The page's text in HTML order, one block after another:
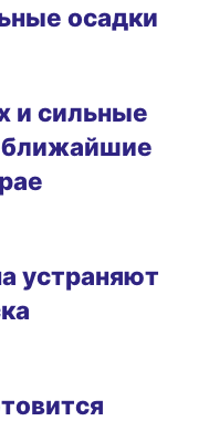
осадки
и сильные
устраняют